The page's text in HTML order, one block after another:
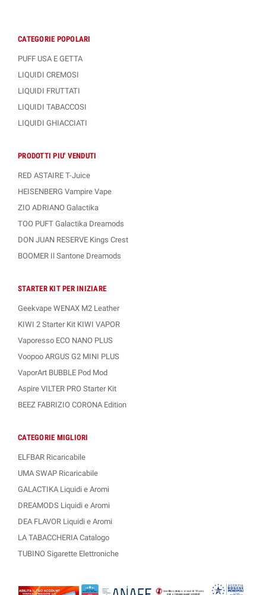
CATEGORIE POPOLARI
PUFF USA E GETTA
LIQUIDI CREMOSI
LIQUIDI FRUTTATI
LIQUIDI TABACCOSI
LIQUIDI GHIACCIATI
PRODOTTI PIU' VENDUTI
RED ASTAIRE T-Juice
HEISENBERG Vampire Vape
ZIO ADRIANO Galactika
TOO PUFT Galactika Dreamods
DON JUAN RESERVE Kings Crest
BOOMER Il Santone Dreamods
STARTER KIT PER INIZIARE
Geekvape WENAX M2 Leather
KIWI 2 Starter Kit KIWI VAPOR
Vaporesso ECO NANO PLUS
Voopoo ARGUS G2 MINI PLUS
VaporArt BUBBLE Pod Mod
Aspire VILTER PRO Starter Kit
BEEZ FABRIZIO CORONA Edition
CATEGORIE MIGLIORI
ELFBAR Ricaricabile
UMA SWAP Ricaricabile
GALACTIKA Liquidi e Aromi
DREAMODS Liquidi e Aromi
DEA FLAVOR Liquidi e Aromi
LA TABACCHERIA Catalogo
TUBINO Sigarette Elettroniche